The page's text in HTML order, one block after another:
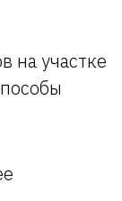
на участке